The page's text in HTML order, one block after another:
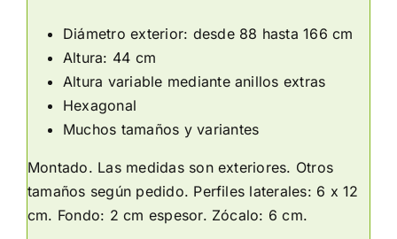
Diámetro exterior: desde 88 hasta 166 cm
Altura: 44 cm
Altura variable mediante anillos extras
Hexagonal
Muchos tamaños y variantes
Montado. Las medidas son exteriores. Otros
tamaños según pedido. Perfiles laterales: 6 x 12
cm. Fondo: 2 cm espesor. Zócalo: 6 cm.